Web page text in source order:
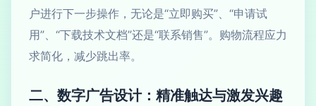
户进行下一步操作，无论是“立即购买”、“申请试
用”、“下载技术文档”还是“联系销售”。购物流程应力
求简化，减少跳出率。
二、数字广告设计：精准触达与激发兴趣